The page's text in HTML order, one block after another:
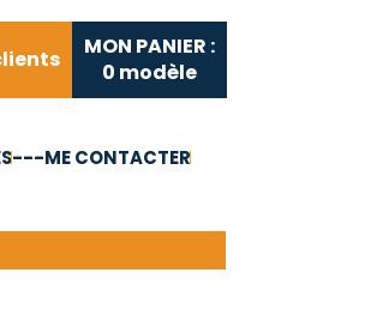
MON PANIER :
0 modèle
---ME CONTACTER